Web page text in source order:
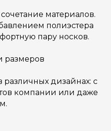
материалов.
полиэстера
пару носков.
размеров
различных дизайнах: с
компании или даже